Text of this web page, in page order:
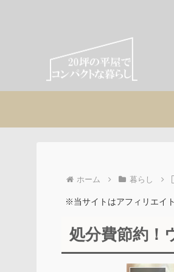
ホーム 暮らし
※当サイトはアフィリエイ
処分費節約！